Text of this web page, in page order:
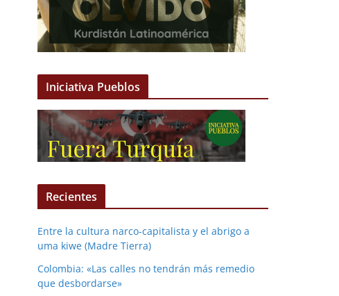
Iniciativa Pueblos
Recientes
Entre la cultura narco-capitalista y el abrigo a
uma kiwe (Madre Tierra)
Colombia: «Las calles no tendrán más remedio
que desbordarse»